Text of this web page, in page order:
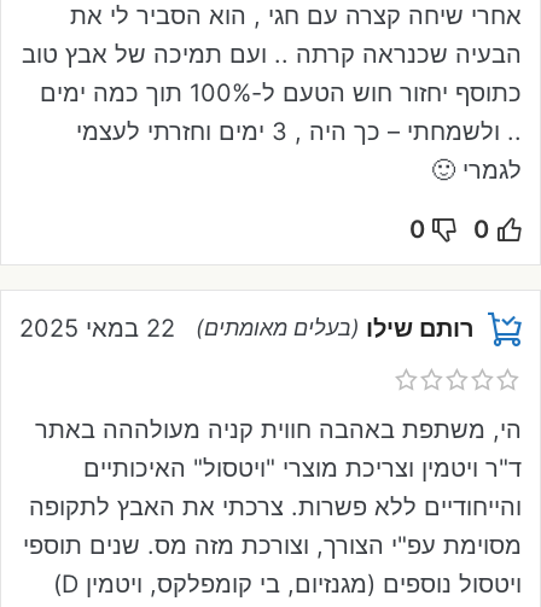
אחרי שיחה קצרה עם חגי , הוא הסביר לי את
הבעיה שכנראה קרתה .. ועם תמיכה של אבץ טוב
כתוסף יחזור חוש הטעם ל-100% תוך כמה ימים
.. ולשמחתי – כך היה , 3 ימים וחזרתי לעצמי
לגמרי 🙂
0
0
רותם שילו (בעלים מאומתים) 22 במאי 2025
הי, משתפת באהבה חווית קניה מעולההה באתר
ד"ר ויטמין וצריכת מוצרי "ויטסול" האיכותיים
והייחודיים ללא פשרות. צרכתי את האבץ לתקופה
מסוימת עפ"י הצורך, וצורכת מזה מס. שנים תוספי
ויטסול נוספים (מגנזיום, בי קומפלקס, ויטמין D)